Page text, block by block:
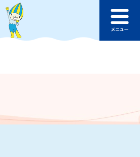
このページの本文へ
ュ